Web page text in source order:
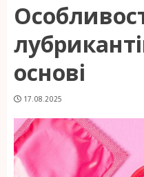
основі
17.08.2025